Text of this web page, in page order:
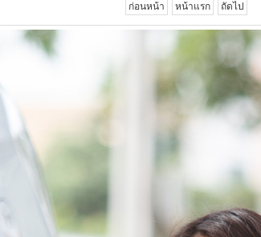
ก่อนหน้า หน้าแรก ถัดไป